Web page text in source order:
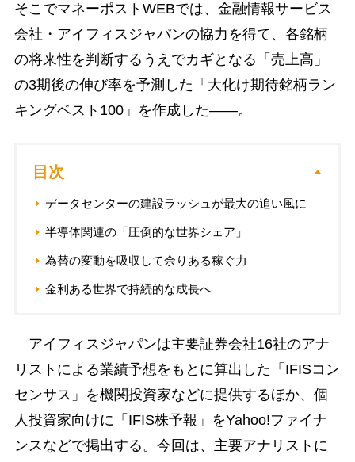
そこでマネーポストWEBでは、金融情報サービス
会社・アイフィスジャパンの協力を得て、各銘柄
の将来性を判断するうえでカギとなる「売上高」
の3期後の伸び率を予測した「大化け期待銘柄ラン
キングベスト100」を作成した――。
目次
データセンターの建設ラッシュが最大の追い風に
半導体関連の「圧倒的な世界シェア」
為替の変動を吸収して余りある稼ぐ力
金利ある世界で持続的な成長へ
アイフィスジャパンは主要証券会社16社のアナ
リストによる業績予想をもとに算出した「IFISコン
センサス」を機関投資家などに提供するほか、個
人投資家向けに「IFIS株予報」をYahoo!ファイナ
ンスなどで掲出する。今回は、主要アナリストに